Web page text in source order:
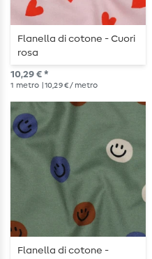
Flanella di cotone - Cuori
rosa
10,29 € *
1 metro | 10,29 € / metro
Flanella di cotone -